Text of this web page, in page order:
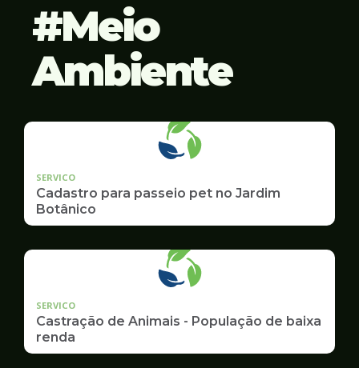
Meio
Ambiente
SERVICO
Cadastro para passeio pet no Jardim
Botânico
SERVICO
Castração de Animais - População de baixa
renda